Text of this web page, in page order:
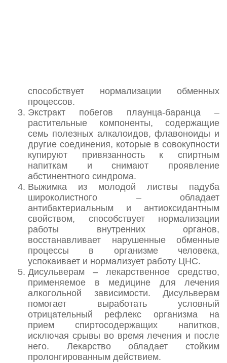
способствует нормализации обменных
процессов.
Экстракт побегов плаунца-баранца –
растительные компоненты, содержащие
семь полезных алкалоидов, флавоноиды и
другие соединения, которые в совокупности
купируют привязанность к спиртным
напиткам и снимают проявление
абстинентного синдрома.
Выжимка из молодой листвы падуба
широколистного – обладает
антибактериальным и антиоксидантным
свойством, способствует нормализации
работы внутренних органов,
восстанавливает нарушенные обменные
процессы в организме человека,
успокаивает и нормализует работу ЦНС.
Дисульверам – лекарственное средство,
применяемое в медицине для лечения
алкогольной зависимости. Дисульверам
помогает выработать условный
отрицательный рефлекс организма на
прием спиртосодержащих напитков,
исключая срывы во время лечения и после
него. Лекарство обладает стойким
пролонгированным действием.